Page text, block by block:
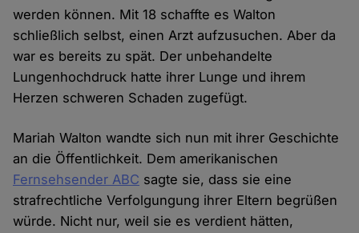
werden können. Mit 18 schaffte es Walton
schließlich selbst, einen Arzt aufzusuchen. Aber da
war es bereits zu spät. Der unbehandelte
Lungenhochdruck hatte ihrer Lunge und ihrem
Herzen schweren Schaden zugefügt.
Mariah Walton wandte sich nun mit ihrer Geschichte
an die Öffentlichkeit. Dem amerikanischen
Fernsehsender ABC sagte sie, dass sie eine
strafrechtliche Verfolgungung ihrer Eltern begrüßen
würde. Nicht nur, weil sie es verdient hätten,